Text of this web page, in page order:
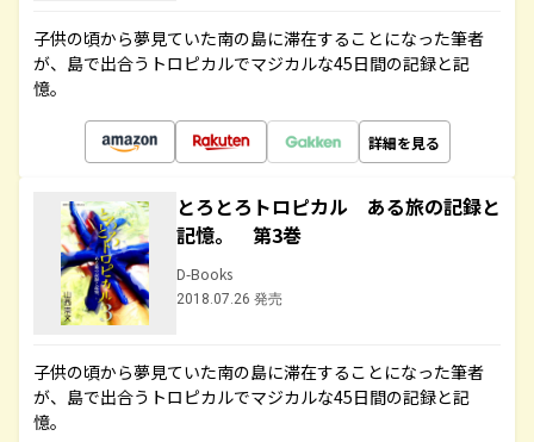
子供の頃から夢見ていた南の島に滞在することになった筆者
が、島で出合うトロピカルでマジカルな45日間の記録と記
憶。
詳細を見る
とろとろトロピカル ある旅の記録と
記憶。 第3巻
D-Books
2018.07.26 発売
子供の頃から夢見ていた南の島に滞在することになった筆者
が、島で出合うトロピカルでマジカルな45日間の記録と記
憶。